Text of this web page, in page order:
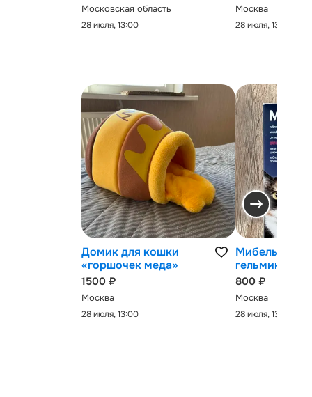
Московская область
28 июля, 13:00
Москва
28 июля, 13:00
Домик для кошки
«горшочек меда»
1500 ₽
Москва
28 июля, 13:00
Мибельмакс
гельминтов
800 ₽
Москва
28 июля, 13:00